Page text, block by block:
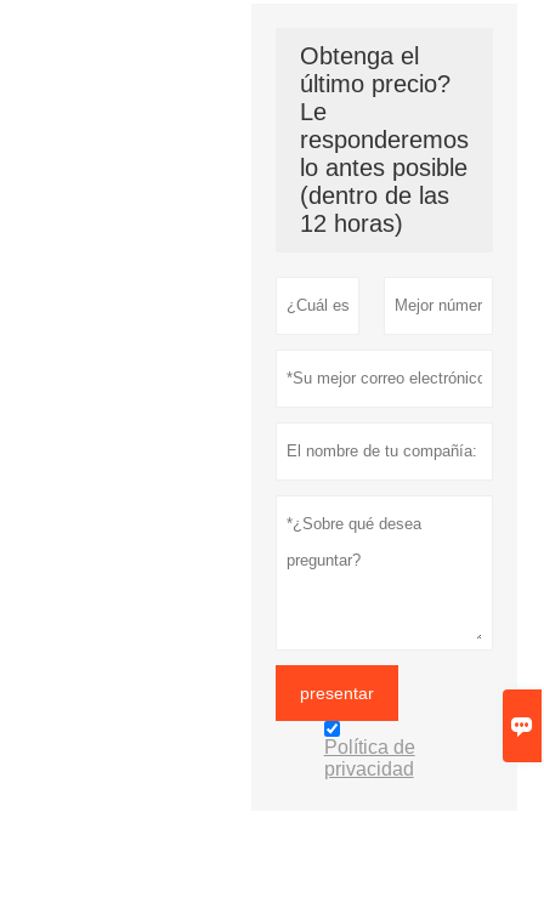

Obtenga el
último precio?
Le
responderemos
lo antes posible
(dentro de las
12 horas)
presentar
Política de
privacidad